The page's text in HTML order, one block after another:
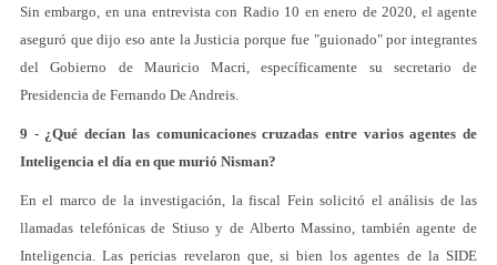
Sin embargo, en una entrevista con Radio 10 en enero de 2020, el agente
aseguró que dijo eso ante la Justicia porque fue "guionado" por integrantes
del Gobierno de Mauricio Macri, específicamente su secretario de
Presidencia de Fernando De Andreis.
9 - ¿Qué decían las comunicaciones cruzadas entre varios agentes de
Inteligencia el día en que murió Nisman?
En el marco de la investigación, la fiscal Fein solicitó el análisis de las
llamadas telefónicas de Stiuso y de Alberto Massino, también agente de
Inteligencia. Las pericias revelaron que, si bien los agentes de la SIDE